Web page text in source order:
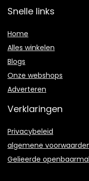
Snelle links
Home
Alles winkelen
Blogs
Onze webshops
Adverteren
Verklaringen
Privacybeleid
algemene
Gelieerde